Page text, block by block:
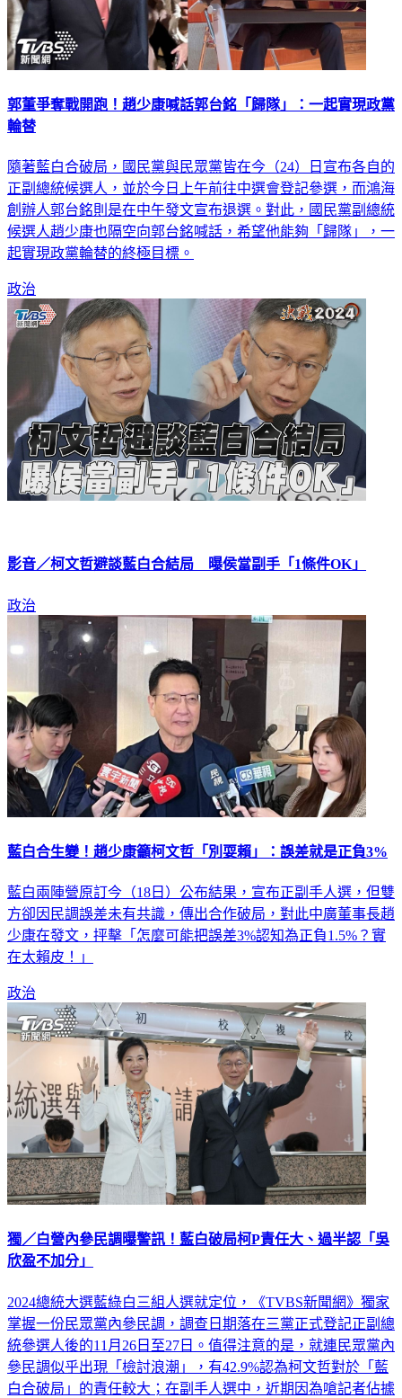
郭董爭奪戰開跑！趙少康喊話郭台銘「歸隊」：一起實現政黨
輪替
隨著藍白合破局，國民黨與民眾黨皆在今（24）日宣布各自的
正副總統候選人，並於今日上午前往中選會登記參選，而鴻海
創辦人郭台銘則是在中午發文宣布退選。對此，國民黨副總統
候選人趙少康也隔空向郭台銘喊話，希望他能夠「歸隊」，一
起實現政黨輪替的終極目標。
政治
影音／柯文哲避談藍白合結局 曝侯當副手「1條件OK」
政治
藍白合生變！趙少康籲柯文哲「別耍賴」：誤差就是正負3%
藍白兩陣營原訂今（18日）公布結果，宣布正副手人選，但雙
方卻因民調誤差未有共識，傳出合作破局，對此中廣董事長趙
少康在發文，抨擊「怎麼可能把誤差3%認知為正負1.5%？實
在太賴皮！」
政治
獨／白營內參民調曝警訊！藍白破局柯P責任大、過半認「吳
欣盈不加分」
2024總統大選藍綠白三組人選就定位，《TVBS新聞網》獨家
掌握一份民眾黨內參民調，調查日期落在三黨正式登記正副總
統參選人後的11月26日至27日。值得注意的是，就連民眾黨內
參民調似乎出現「檢討浪潮」，有42.9%認為柯文哲對於「藍
白合破局」的責任較大；在副手人選中，近期因為嗆記者佔據